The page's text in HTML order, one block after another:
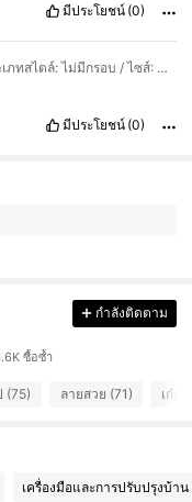
มีประโยชน์ (0)
ค่าเริ่มต้น: ค่าเริ่มต้น / ประเภทสไตล์: ไม่มีกรอบ / ไซส์: 40*50
มีประโยชน์ (0)
กำลังติดตาม
ซื้อซ้ำ
(75) ลายสวย (71) เก๋ม
เครื่องมือและการปรับปรุงบ้าน